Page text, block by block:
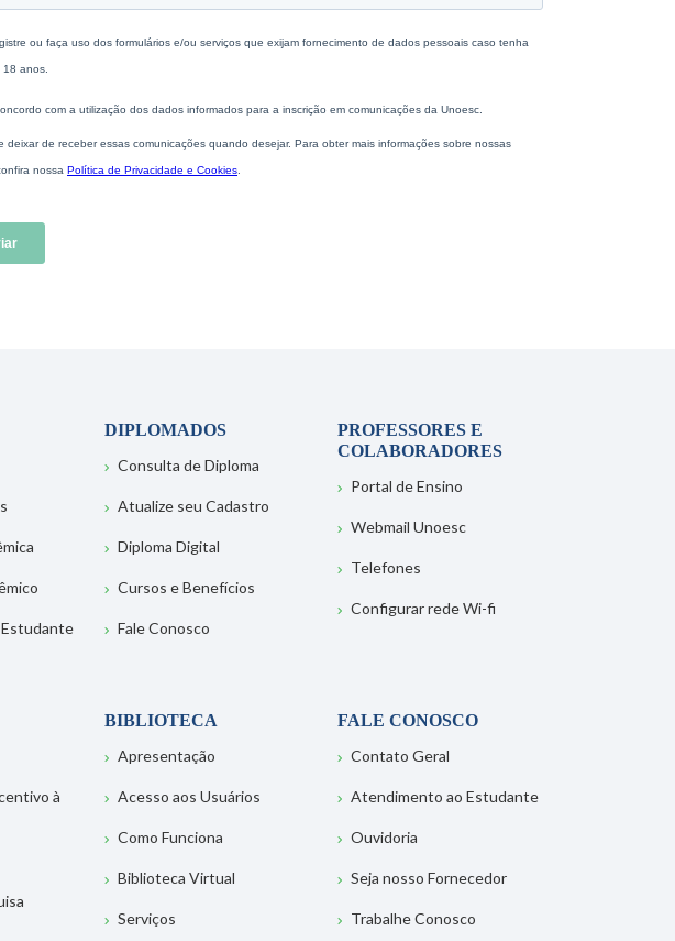
DIPLOMADOS
Consulta de Diploma
Atualize seu Cadastro
Diploma Digital
Cursos e Benefícios
Fale Conosco
PROFESSORES E
COLABORADORES
Portal de Ensino
Webmail Unoesc
Telefones
Configurar rede Wi-fi
à
BIBLIOTECA
Apresentação
Acesso aos Usuários
Como Funciona
Biblioteca Virtual
Serviços
FALE CONOSCO
Contato Geral
Atendimento ao Estudante
Ouvidoria
Seja nosso Fornecedor
Trabalhe Conosco